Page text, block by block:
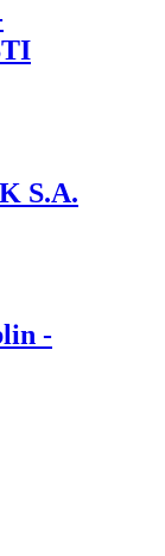
S.A.
-